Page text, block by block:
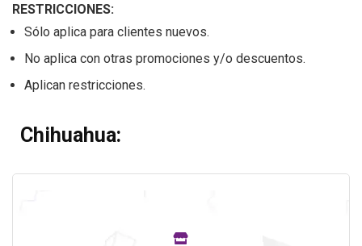
RESTRICCIONES:
Sólo aplica para clientes nuevos.
No aplica con otras promociones y/o descuentos.
Aplican restricciones.
Chihuahua: